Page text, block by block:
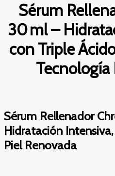
Triple
Hialurónico
Tecnología
Sérum
30 ml –
con Triple
Tecnología
Sérum Rellenador
Hidratación
Piel Renovada